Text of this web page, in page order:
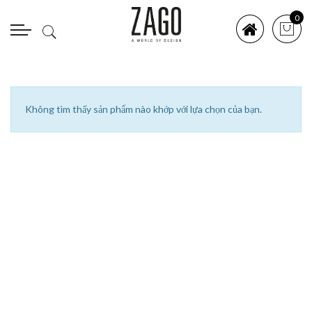
0
Không tìm thấy sản phẩm nào khớp với lựa chọn của bạn.